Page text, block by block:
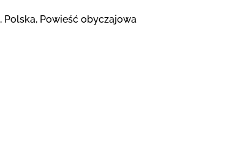
Polska, Powieść obyczajowa